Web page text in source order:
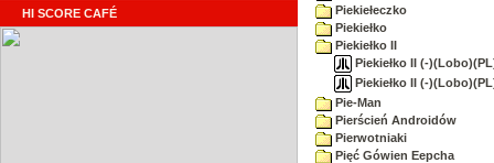
HI SCORE CAFÉ
Piekiełeczko
Piekiełko
Piekiełko II
Piekiełko II (-
Piekiełko II (-
Pie-Man
Pierścień Androidów
Pierwotniaki
Pięć Gówien Eepcha